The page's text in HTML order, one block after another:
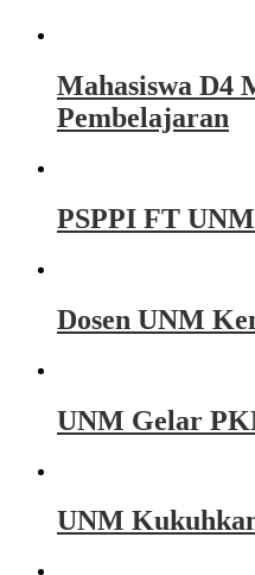
Mahasiswa D4
Pembelajaran
PSPPI FT
Dosen UNM
UNM Gelar
UNM